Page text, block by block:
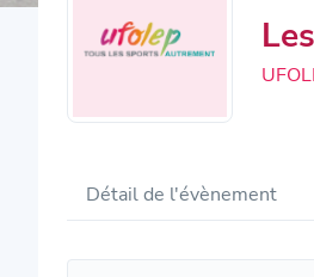
Détail de l'évènement